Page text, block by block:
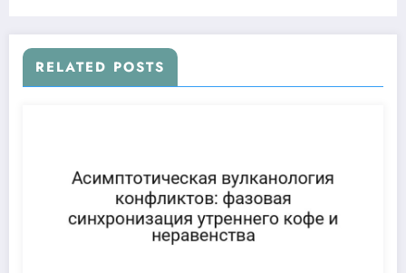
RELATED POSTS